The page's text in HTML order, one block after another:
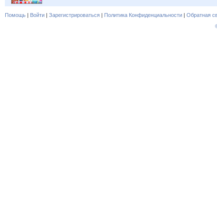
Помощь | Войти | Зарегистрироваться | Политика Конфиденциальности | Обратная